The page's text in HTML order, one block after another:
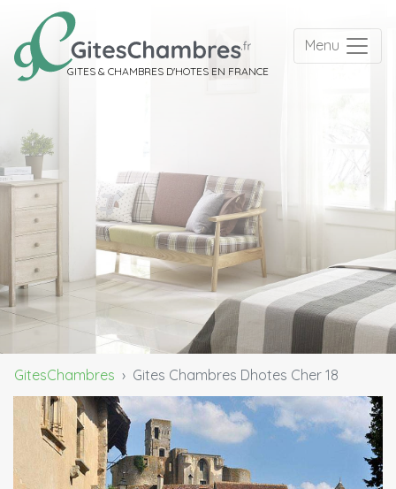
GITES & CHAMBRES D'HOTES EN FRANCE
Menu
GitesChambres Gites Chambres Dhotes Cher 18